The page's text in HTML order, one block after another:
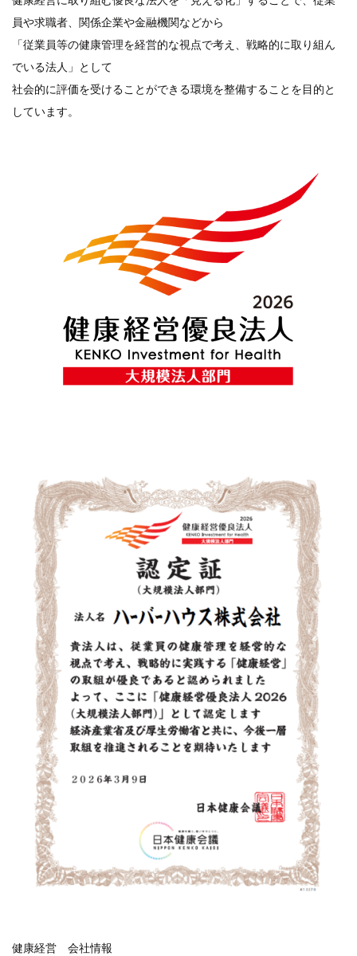
員や求職者、関係企業や金融機関などから
「従業員等の健康管理を経営的な視点で考え、戦略的に取り組ん
でいる法人」として
社会的に評価を受けることができる環境を整備することを目的と
しています。
健康経営 会社情報